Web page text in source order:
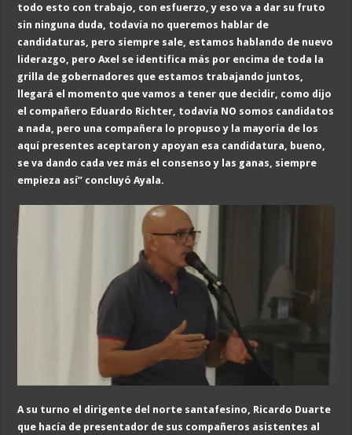
todo esto con trabajo, con esfuerzo, y eso va a dar su fruto
sin ninguna duda, todavía no queremos hablar de
candidaturas, pero siempre sale, estamos hablando de nuevo
liderazgo, pero Axel se identifica más por encima de toda la
grilla de gobernadores que estamos trabajando juntos,
legará el momento que vamos a tener que decidir, como dijo
el compañero Eduardo Richter, todavía NO somos candidatos
a nada, pero una compañera lo propuso y la mayoría de los
aquí presentes aceptaron y apoyan esa candidatura, bueno,
se va dando cada vez más el consenso y las ganas, siempre
empieza así” concluyó Ayala.
A su turno el dirigente del norte santafesino, Ricardo Duarte
que hacía de presentador de sus compañeros asistentes al